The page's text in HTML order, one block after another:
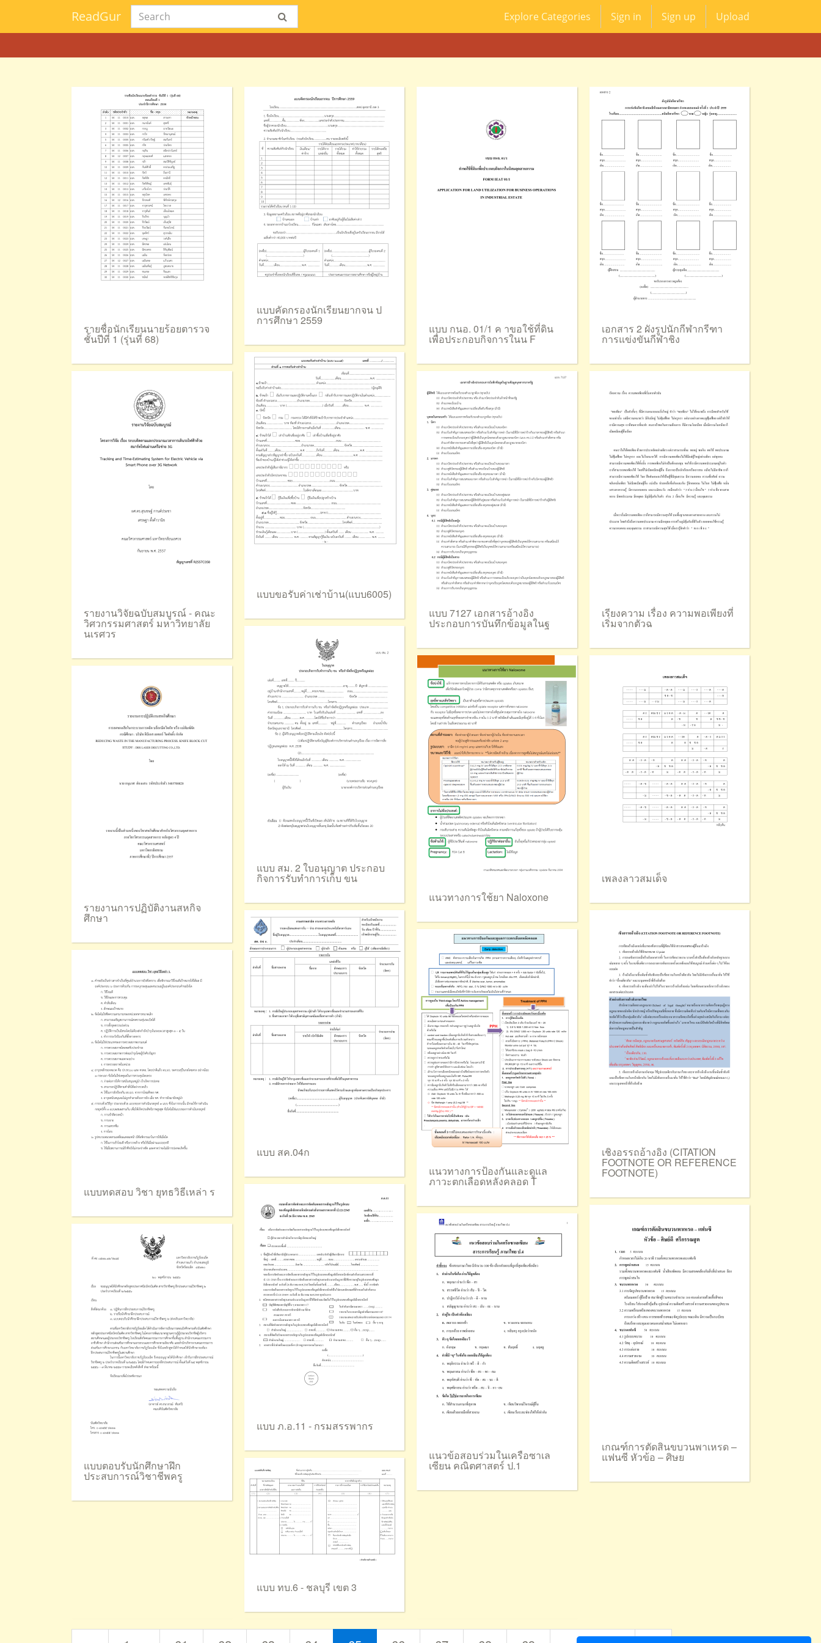
ReadGur Explore Categories Sign in Sign up Upload
รายชื่อนักเรียนนายร้อยตารวจ
ชั้นปีที่ 1 (รุ่นที่ 68)
รายงานวิจัยฉบับสมบูรณ์ - คณะ
วิศวกรรมศาสตร์ มหาวิทยาลัย
นเรศวร
รายงานการปฏิบัติงานสหกิจ
ศึกษา
แบบทดสอบ วิชา ยุทธวิธีเหล่า ร
แบบตอบรับนักศึกษาฝึก
ประสบการณ์วิชาชีพครู
แบบคัดกรองนักเรียนยากจน ป
การศึกษา 2559
แบบขอรับค่าเช่าบ้าน(แบบ6005)
แบบ สม. 2 ใบอนุญาต ประกอบ
กิจการรับทําการเก็บ ขน
แบบ สค.04ก
แบบ ภ.อ.11 - กรมสรรพากร
แบบ ทบ.6 - ชลบุรี เขต 3
แบบ กนอ. 01/1 ค าขอใช้ที่ดิน
เพื่อประกอบกิจการในน F
แบบ 7127 เอกสารอ้างอิง
ประกอบการบันทึกข้อมูลในฐ
แนวทางการใช้ยา Naloxone
แนวทางการป้องกันและดูแล
ภาวะตกเลือดหลังคลอด T
แนวข้อสอบร่วมในเครือซาเล
เซียน คณิตศาสตร์ ป.1
เอกสาร 2 ผังรูปนักกีฬากรีฑา
การแข่งขันกีฬาชิง
เรียงความ เรื่อง ความพอเพียงที่
เริ่มจากตัวฉ
เพลงลาวสมเด็จ
เชิงอรรถอ้างอิง (CITATION
FOOTNOTE OR REFERENCE
FOOTNOTE)
เกณฑ์การตัดสินขบวนพาเหรด –
แฟนซี หัวข้อ – ศิษย